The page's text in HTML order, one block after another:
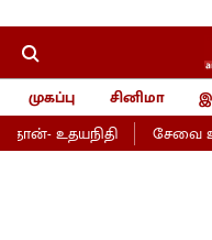
முகப்பு சினிமா
உதயநிதி
சேவை